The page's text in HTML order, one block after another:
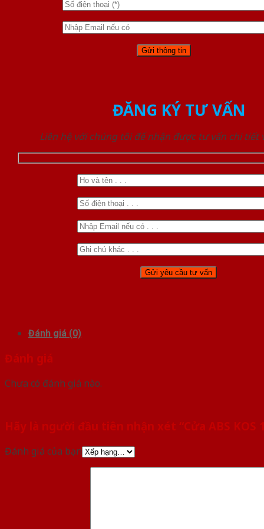
ĐĂNG KÝ TƯ VẤN
Liên hệ với chúng tôi để nhận được tư vấn chi tiết
Đánh giá (0)
Đánh giá
Chưa có đánh giá nào.
Hãy là người đầu tiên nhận xét “Cửa ABS KOS
Đánh giá của bạn